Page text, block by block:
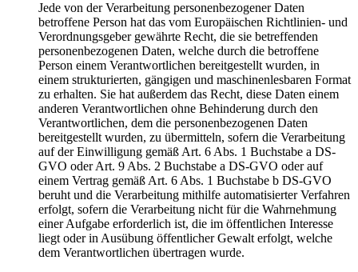
Jede von der Verarbeitung personenbezogener Daten
betroffene Person hat das vom Europäischen Richtlinien- und
Verordnungsgeber gewährte Recht, die sie betreffenden
personenbezogenen Daten, welche durch die betroffene
Person einem Verantwortlichen bereitgestellt wurden, in
einem strukturierten, gängigen und maschinenlesbaren Format
zu erhalten. Sie hat außerdem das Recht, diese Daten einem
anderen Verantwortlichen ohne Behinderung durch den
Verantwortlichen, dem die personenbezogenen Daten
bereitgestellt wurden, zu übermitteln, sofern die Verarbeitung
auf der Einwilligung gemäß Art. 6 Abs. 1 Buchstabe a DS-
GVO oder Art. 9 Abs. 2 Buchstabe a DS-GVO oder auf
einem Vertrag gemäß Art. 6 Abs. 1 Buchstabe b DS-GVO
beruht und die Verarbeitung mithilfe automatisierter Verfahren
erfolgt, sofern die Verarbeitung nicht für die Wahrnehmung
einer Aufgabe erforderlich ist, die im öffentlichen Interesse
liegt oder in Ausübung öffentlicher Gewalt erfolgt, welche
dem Verantwortlichen übertragen wurde.